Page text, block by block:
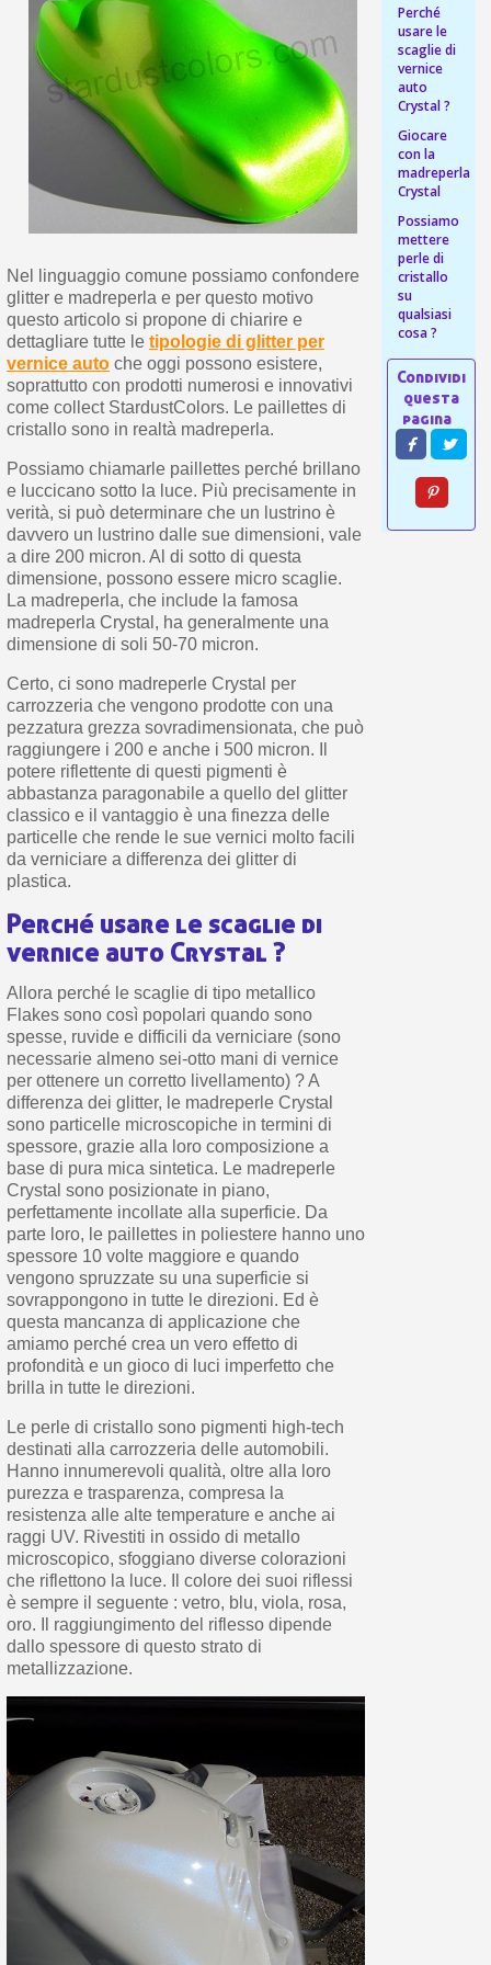
Nel linguaggio comune possiamo confondere
glitter e madreperla e per questo motivo
questo articolo si propone di chiarire e
dettagliare tutte le tipologie di glitter per
vernice autoche oggi possono esistere,
soprattutto con prodotti numerosi e innovativi
come collect StardustColors. Le paillettes di
cristallo sono in realtà madreperla.
Possiamo chiamarle paillettes perché brillano
e luccicano sotto la luce. Più precisamente in
verità, si può determinare che un lustrino è
davvero un lustrino dalle sue dimensioni, vale
a dire 200 micron. Al di sotto di questa
dimensione, possono essere micro scaglie.
La madreperla, che include la famosa
madreperla Crystal, ha generalmente una
dimensione di soli 50-70 micron.
Certo, ci sono madreperle Crystal per
carrozzeria che vengono prodotte con una
pezzatura grezza sovradimensionata, che può
raggiungere i 200 e anche i 500 micron. Il
potere riflettente di questi pigmenti è
abbastanza paragonabile a quello del glitter
classico e il vantaggio è una finezza delle
particelle che rende le sue vernici molto facili
da verniciare a differenza dei glitter di
plastica.
Perché usare le scaglie di
vernice auto Crystal ?
Allora perché le scaglie di tipo metallico
Flakes sono così popolari quando sono
spesse, ruvide e difficili da verniciare (sono
necessarie almeno sei-otto mani di vernice
per ottenere un corretto livellamento) ? A
differenza dei glitter, le madreperle Crystal
sono particelle microscopiche in termini di
spessore, grazie alla loro composizione a
base di pura mica sintetica. Le madreperle
Crystal sono posizionate in piano,
perfettamente incollate alla superficie. Da
parte loro, le paillettes in poliestere hanno uno
spessore 10 volte maggiore e quando
vengono spruzzate su una superficie si
sovrappongono in tutte le direzioni. Ed è
questa mancanza di applicazione che
amiamo perché crea un vero effetto di
profondità e un gioco di luci imperfetto che
brilla in tutte le direzioni.
Le perle di cristallo sono pigmenti high-tech
destinati alla carrozzeria delle automobili.
Hanno innumerevoli qualità, oltre alla loro
purezza e trasparenza, compresa la
resistenza alle alte temperature e anche ai
raggi UV. Rivestiti in ossido di metallo
microscopico, sfoggiano diverse colorazioni
che riflettono la luce. Il colore dei suoi riflessi
è sempre il seguente : vetro, blu, viola, rosa,
oro. Il raggiungimento del riflesso dipende
dallo spessore di questo strato di
metallizzazione.
Perché
usare le
scaglie di
vernice
auto
Crystal ?
Giocare
con la
madreperla
Crystal
Possiamo
mettere
perle di
cristallo
su
qualsiasi
cosa ?